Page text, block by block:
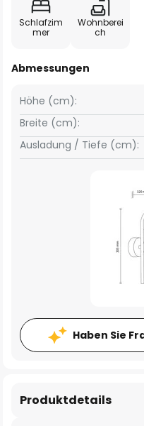
Schlafzim
mer
Wohnberei
ch
Abmessungen
Breite (cm):
Höhe (cm):
Ausladung / Tiefe (cm):
Haben Sie
Produktdetails